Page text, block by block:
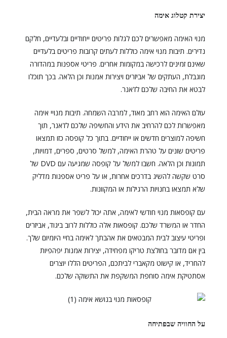
יצירת קטלוג אימה
מנוי האימה מאפשרים לכם לגלות פריטים ייחודיים ובלעדיים, חלקם
נדירים. תיבות מנוי אימה כוללות לעתים קרובות פריטים בלעדיים
שאינם זמינים לרכישה במקומות אחרים. פריטי אספנות במהדורה
מוגבלת, העתקים של אביזרים ויצירות אמנות וכן הלאה. בכך תוכלו
לבטא את החיבה שלכם לז'אנר.
עולם האימה הוא רחב מאוד, למרבה השמחה. תיבות מנויי אימה
מאפשרות לכם להרחיב את הידע והחשיפה שלכם לז'אנר, תוך
חשיפה למוצרים חדשים או ייחודיים. בתוך כל קופסה כזו תמצאו
פריטים שונים על טהרת האימה, למשל סרטים, ספרים, דמויות,
תמונות וכן הלאה. חשבו למשל על קופסה שמגיעה עם DVD של
סרט שקשה להשיג בדרכים אחרות, או על פריט אספנות מדליק
שלא תמצאו בחנויות הרגילות או המקוונות.
עם קופסאות מנוי חודשי לאימה, אתה יכול לשפר את מראה הבית,
החדר או המשרד שלכם. קופסאות אלה כוללות לרוב ביגוד, אביזרים
ופריטי עיצוב לבית המבטאים את אהבתך לאימה בחיי היומיום שלך.
בין אם מדובר בחולצת טריקו מפחידה, יצירות אמנות יפהפיות
להחריד, או קישוט מקאברי לביתכם, הפריטים הללו יוצרים
אסתטיקת אימה סוחפת המשקפת את התשוקה שלכם.
על החוויה שבפתיחה